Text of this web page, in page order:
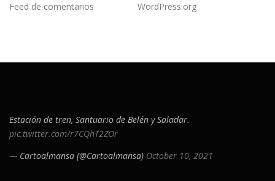
Feed de comentarios
WordPress.org
Estación de tren, Santuario de Belén y Saladar.
pic.twitter.com/r7CQhT2ZOr
— Cartoalmansa (@Cartoalmansa) October 10, 2021